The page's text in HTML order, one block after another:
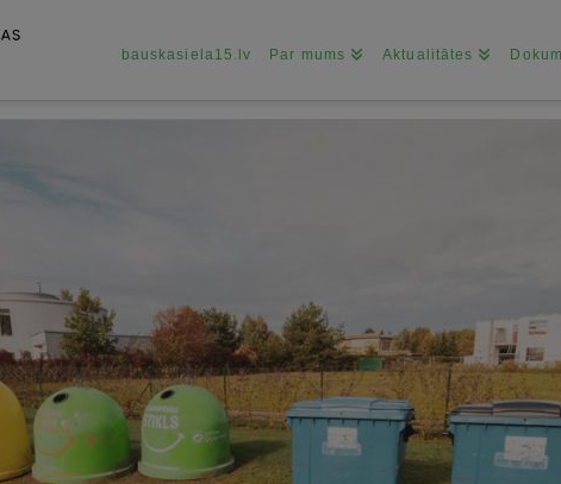
bauskasiela15.lv Par mums Aktualitātes